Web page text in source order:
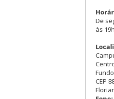
De
às 19h
CEP